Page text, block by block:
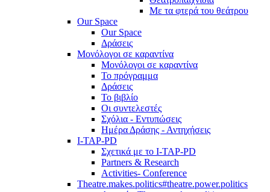
Με τα φτερά του θεάτρου
Our Space
Our Space
Δράσεις
Μονόλογοι σε καραντίνα
Μονόλογοι σε καραντίνα
Το πρόγραμμα
Δράσεις
Το βιβλίο
Οι συντελεστές
Σχόλια - Εντυπώσεις
Ημέρα Δράσης - Αντηχήσεις
I-TAP-PD
Σχετικά με το I-TAP-PD
Partners & Research
Activities- Conference
Theatre.makes.politics#theatre.power.politics